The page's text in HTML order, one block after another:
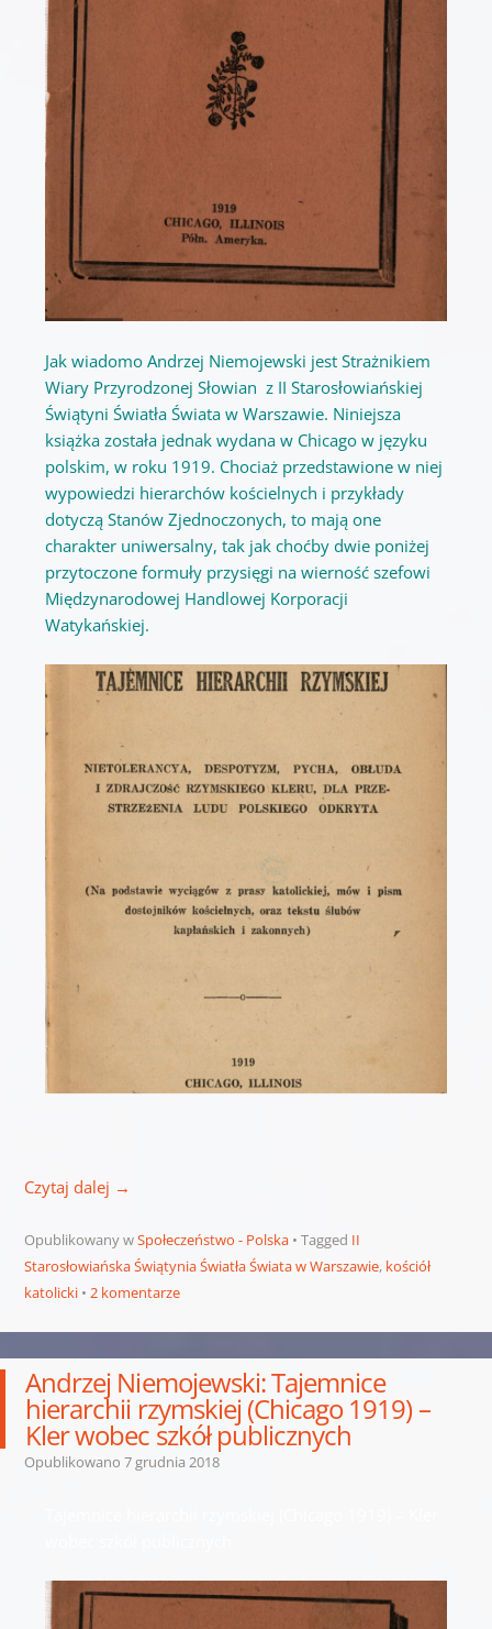
Jak wiadomo Andrzej Niemojewski jest Strażnikiem
Wiary Przyrodzonej Słowian z II Starosłowiańskiej
Świątyni Światła Świata w Warszawie. Niniejsza
książka została jednak wydana w Chicago w języku
polskim, w roku 1919. Chociaż przedstawione w niej
wypowiedzi hierarchów kościelnych i przykłady
dotyczą Stanów Zjednoczonych, to mają one
charakter uniwersalny, tak jak choćby dwie poniżej
przytoczone formuły przysięgi na wierność szefowi
Międzynarodowej Handlowej Korporacji
Watykańskiej.
Czytaj dalej →
Opublikowany wSpołeczeństwo - Polska Tagged II
Starosłowiańska Świątynia Światła Świata w Warszawie, kościół
katolicki
2 komentarze
Andrzej Niemojewski: Tajemnice
hierarchii rzymskiej (Chicago 1919) –
Kler wobec szkół publicznych
Opublikowano 7 grudnia 2018